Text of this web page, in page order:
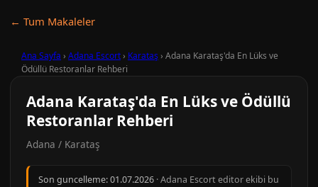
← Tum Makaleler
Ana Sayfa › Adana Escort› Karataş › Adana Karataş'da En Lüks ve
Ödüllü Restoranlar Rehberi
Adana Karataş'da En Lüks ve Ödüllü
Restoranlar Rehberi
Adana / Karataş
Son guncelleme:01.07.2026 · Adana Escort editor ekibi bu